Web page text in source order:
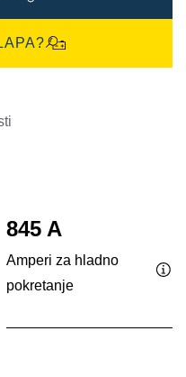
845 A
Amperi za hladno
pokretanje